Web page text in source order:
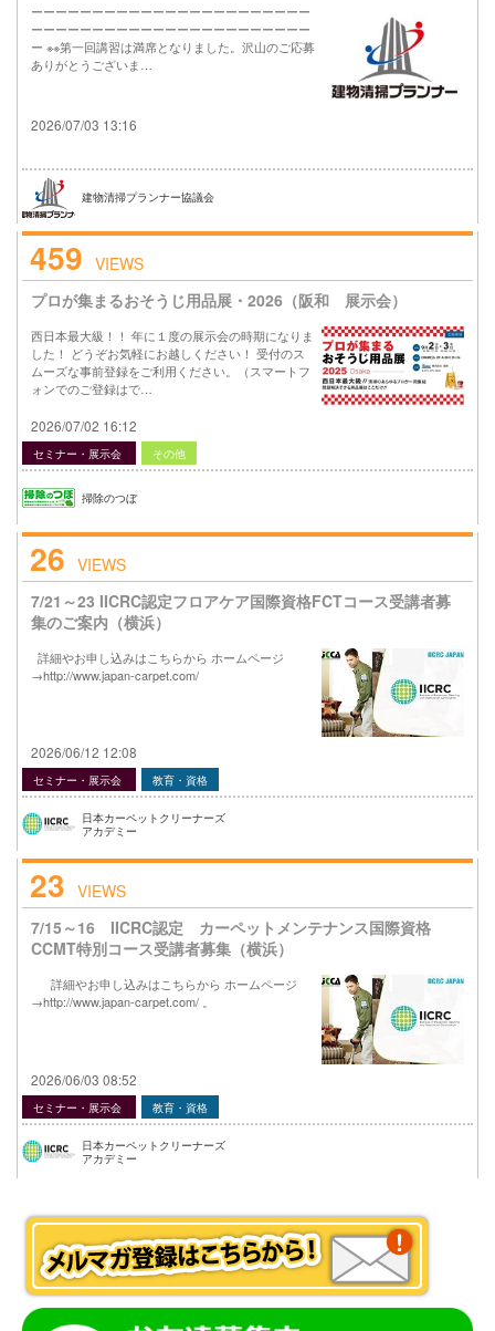
ーーーーーーーーーーーーーーーーーーーーーーー
ーーーーーーーーーーーーーーーーーーーーーーー
ー ※※第一回講習は満席となりました。沢山のご応募
ありがとうございま…
2026/07/03 13:16
建物清掃プランナー協議会
459 VIEWS
プロが集まるおそうじ用品展・2026（阪和 展示会）
西日本最大級！！ 年に１度の展示会の時期になりま
した！ どうぞお気軽にお越しください！ 受付のス
ムーズな事前登録をご利用ください。（スマートフ
ォンでのご登録はで…
2026/07/02 16:12
セミナー・展示会 その他
掃除のつぼ
26 VIEWS
7/21～23 IICRC認定フロアケア国際資格FCTコース受講者募
集のご案内（横浜）
詳細やお申し込みはこちらから ホームページ
→http://www.japan-carpet.com/
2026/06/12 12:08
セミナー・展示会 教育・資格
日本カーペットクリーナーズ
アカデミー
23 VIEWS
7/15～16 IICRC認定 カーペットメンテナンス国際資格
CCMT特別コース受講者募集（横浜）
詳細やお申し込みはこちらから ホームページ
→http://www.japan-carpet.com/ 。
2026/06/03 08:52
セミナー・展示会 教育・資格
日本カーペットクリーナーズ
アカデミー